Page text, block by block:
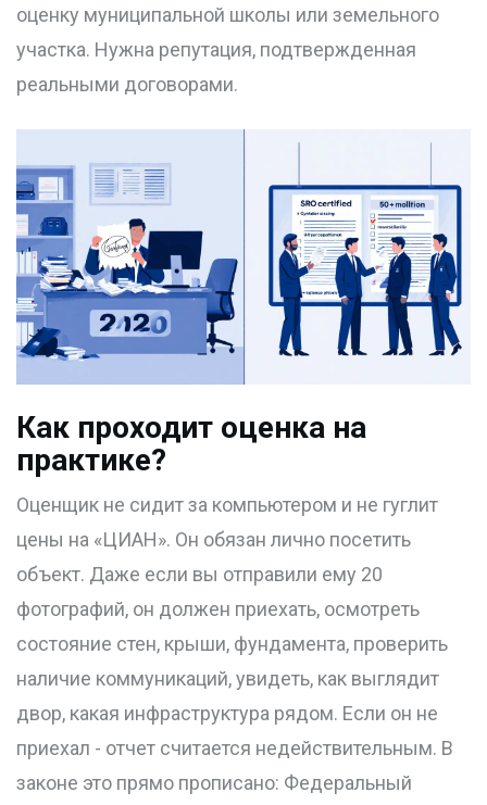
оценку муниципальной школы или земельного
участка. Нужна репутация, подтвержденная
реальными договорами.
Как проходит оценка на
практике?
Оценщик не сидит за компьютером и не гуглит
цены на «ЦИАН». Он обязан лично посетить
объект. Даже если вы отправили ему 20
фотографий, он должен приехать, осмотреть
состояние стен, крыши, фундамента, проверить
наличие коммуникаций, увидеть, как выглядит
двор, какая инфраструктура рядом. Если он не
приехал - отчет считается недействительным. В
законе это прямо прописано: Федеральный